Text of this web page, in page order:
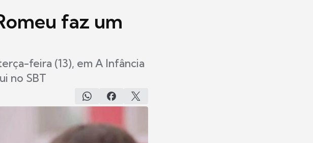
faz um
feira (13), em A Infância
no SBT